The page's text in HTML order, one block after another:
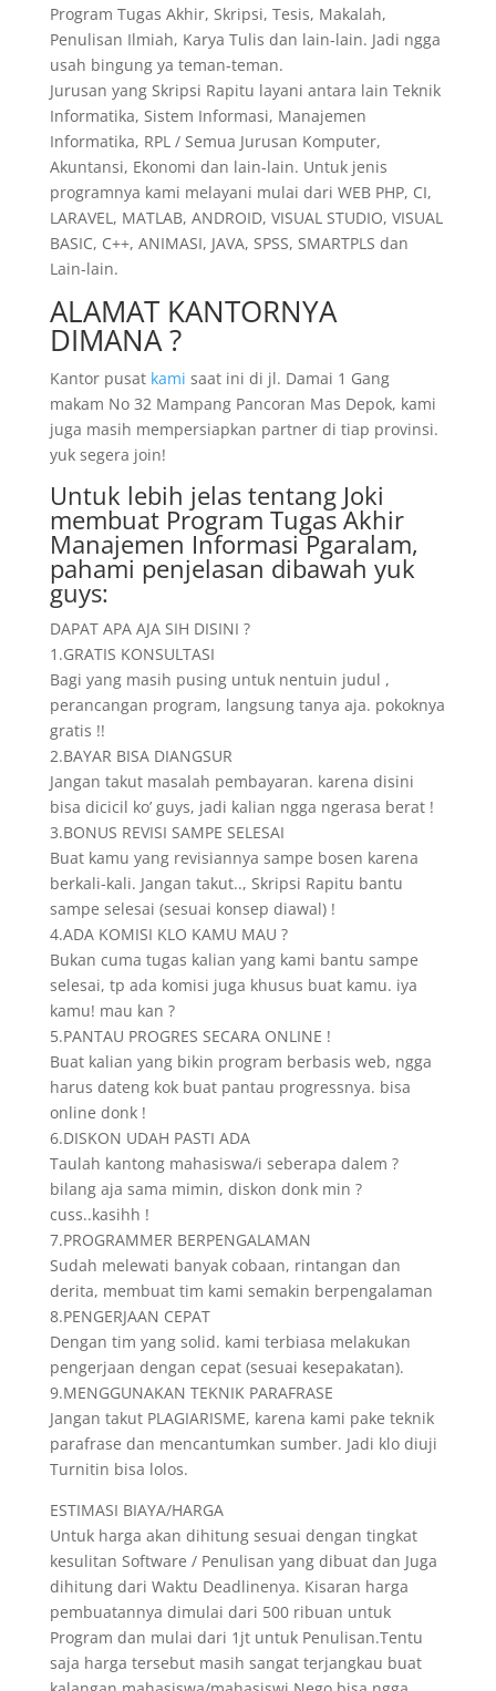
Program Tugas Akhir, Skripsi, Tesis, Makalah,
Penulisan Ilmiah, Karya Tulis dan lain-lain. Jadi ngga
usah bingung ya teman-teman.
Jurusan yang Skripsi Rapitu layani antara lain Teknik
Informatika, Sistem Informasi, Manajemen
Informatika, RPL / Semua Jurusan Komputer,
Akuntansi, Ekonomi dan lain-lain. Untuk jenis
programnya kami melayani mulai dari WEB PHP, CI,
LARAVEL, MATLAB, ANDROID, VISUAL STUDIO, VISUAL
BASIC, C++, ANIMASI, JAVA, SPSS, SMARTPLS dan
Lain-lain.
ALAMAT KANTORNYA
DIMANA ?
Kantor pusat kami saat ini di jl. Damai 1 Gang
makam No 32 Mampang Pancoran Mas Depok, kami
juga masih mempersiapkan partner di tiap provinsi.
yuk segera join!
Untuk lebih jelas tentang Joki
membuat Program Tugas Akhir
Manajemen Informasi Pgaralam,
pahami penjelasan dibawah yuk
guys:
DAPAT APA AJA SIH DISINI ?
1.GRATIS KONSULTASI
Bagi yang masih pusing untuk nentuin judul ,
perancangan program, langsung tanya aja. pokoknya
gratis !!
2.BAYAR BISA DIANGSUR
Jangan takut masalah pembayaran. karena disini
bisa dicicil ko’ guys, jadi kalian ngga ngerasa berat !
3.BONUS REVISI SAMPE SELESAI
Buat kamu yang revisiannya sampe bosen karena
berkali-kali. Jangan takut.., Skripsi Rapitu bantu
sampe selesai (sesuai konsep diawal) !
4.ADA KOMISI KLO KAMU MAU ?
Bukan cuma tugas kalian yang kami bantu sampe
selesai, tp ada komisi juga khusus buat kamu. iya
kamu! mau kan ?
5.PANTAU PROGRES SECARA ONLINE !
Buat kalian yang bikin program berbasis web, ngga
harus dateng kok buat pantau progressnya. bisa
online donk !
6.DISKON UDAH PASTI ADA
Taulah kantong mahasiswa/i seberapa dalem ?
bilang aja sama mimin, diskon donk min ?
cuss..kasihh !
7.PROGRAMMER BERPENGALAMAN
Sudah melewati banyak cobaan, rintangan dan
derita, membuat tim kami semakin berpengalaman
8.PENGERJAAN CEPAT
Dengan tim yang solid. kami terbiasa melakukan
pengerjaan dengan cepat (sesuai kesepakatan).
9.MENGGUNAKAN TEKNIK PARAFRASE
Jangan takut PLAGIARISME, karena kami pake teknik
parafrase dan mencantumkan sumber. Jadi klo diuji
Turnitin bisa lolos.
ESTIMASI BIAYA/HARGA
Untuk harga akan dihitung sesuai dengan tingkat
kesulitan Software / Penulisan yang dibuat dan Juga
dihitung dari Waktu Deadlinenya. Kisaran harga
pembuatannya dimulai dari 500 ribuan untuk
Program dan mulai dari 1jt untuk Penulisan.Tentu
saja harga tersebut masih sangat terjangkau buat